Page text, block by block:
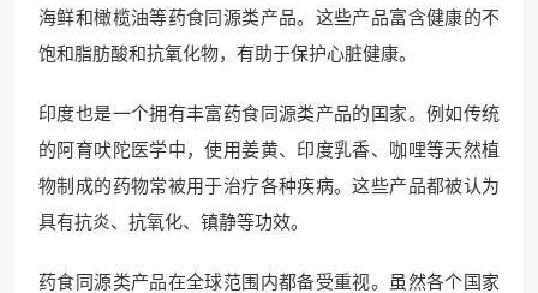
海鲜和橄榄油等药食同源类产品。这些产品富含健康的不
饱和脂肪酸和抗氧化物，有助于保护心脏健康。
印度也是一个拥有丰富药食同源类产品的国家。例如传统
的阿育吠陀医学中，使用姜黄、印度乳香、咖哩等天然植
物制成的药物常被用于治疗各种疾病。这些产品都被认为
具有抗炎、抗氧化、镇静等功效。
药食同源类产品在全球范围内都备受重视。虽然各个国家